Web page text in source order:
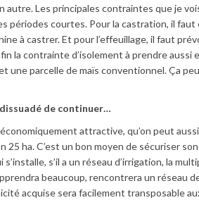
autre. Les principales contraintes que je
périodes courtes. Pour la castration, il
à castrer. Et pour l’effeuillage, il faut
la contrainte d’isolement à prendre
une parcelle de maïs conventionnel. Ça
de continuer…
attractive, qu’on peut
25 ha. C’est un bon moyen de sécuriser
s’il a un réseau d’irrigation, la
beaucoup, rencontrera un réseau
acquise sera facilement transposable